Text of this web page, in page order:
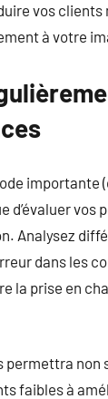
vos
à votre
importante
d’évaluer vos
Analysez
dans les
la prise en
permettra non
faibles à